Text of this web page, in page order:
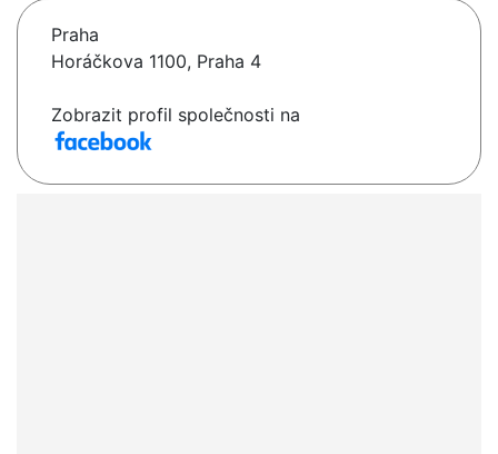
Praha
Horáčkova 1100, Praha 4
Zobrazit profil společnosti na